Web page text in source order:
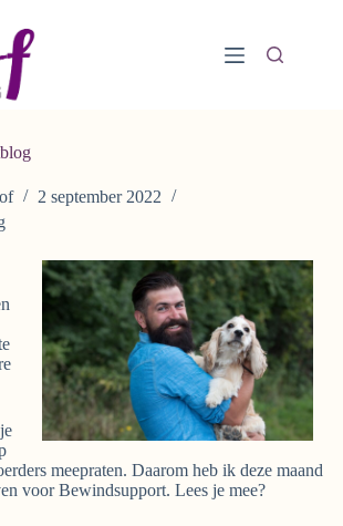
2 september 2022
meepraten. Daarom heb ik deze maand
voor Bewindsupport. Lees je mee?